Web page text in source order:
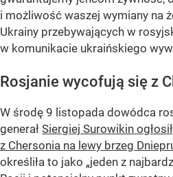
i możliwość waszej wymiany na
Ukrainy przebywających w
w komunikacie ukraińskiego
Rosjanie wycofują się z
W środę 9 listopada dowódca
generał Siergiej Surowikin
z Chersonia na lewy brzeg
określiła to jako „jeden z